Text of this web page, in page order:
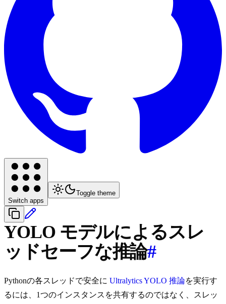
Switch apps
Toggle theme
YOLO モデルによるスレ
ッドセーフな推論#
Pythonの各スレッドで安全に Ultralytics YOLO 推論を実行す
るには、1つのインスタンスを共有するのではなく、スレッ